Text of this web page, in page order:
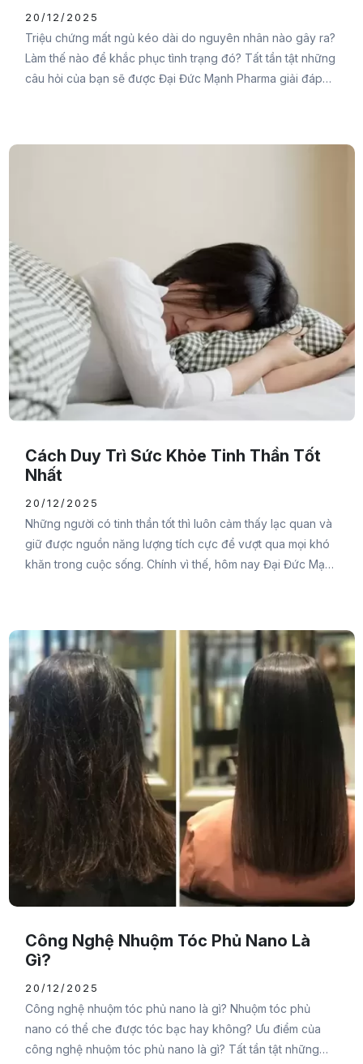
20/12/2025
Triệu chứng mất ngủ kéo dài do nguyên nhân nào gây ra?
Làm thế nào để khắc phục tình trạng đó? Tất tần tật những
câu hỏi của bạn sẽ được Đại Đức Mạnh Pharma giải đáp
Cách Duy Trì Sức Khỏe Tinh Thần Tốt
Nhất
20/12/2025
Những người có tinh thần tốt thì luôn cảm thấy lạc quan và
giữ được nguồn năng lượng tích cực để vượt qua mọi khó
khăn trong cuộc sống. Chính vì thế, hôm nay Đại Đức Mạnh
trong cuộc sống.
Công Nghệ Nhuộm Tóc Phủ Nano Là
Gì?
20/12/2025
Công nghệ nhuộm tóc phủ nano là gì? Nhuộm tóc phủ
nano có thể che được tóc bạc hay không? Ưu điểm của
công nghệ nhuộm tóc phủ nano là gì? Tất tần tật những